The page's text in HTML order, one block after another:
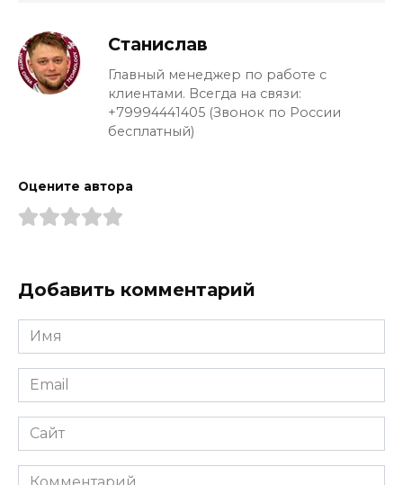
Станислав
Главный менеджер по работе с
клиентами. Всегда на связи:
+79994441405 (Звонок по России
бесплатный)
Оцените автора
Добавить комментарий
Имя
*
Email
*
Сайт
Комментарий